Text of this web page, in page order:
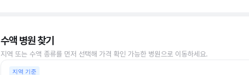
수액 병원 찾기
지역 또는 수액 종류를 먼저 선택해 가격 확인 가능한 병원으로 이동하세요.
지역 기준